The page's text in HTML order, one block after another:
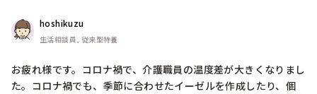
hoshikuzu
生活相談員, 従来型特養
お疲れ様です。コロナ禍で、介護職員の温度差が大きくなりまし
た。コロナ禍でも、季節に合わせたイーゼルを作成したり、個